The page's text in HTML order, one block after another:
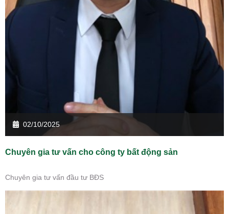
02/10/2025
Chuyên gia tư vấn cho công ty bất động sản
Chuyên gia tư vấn đầu tư BĐS